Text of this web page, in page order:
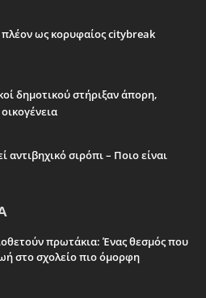
πλέον ως κορυφαίος citybreak
δημοτικού στήριξαν άπορη,
σιρόπι – Ποιο είναι
πρωτάκια: Ένας θεσμός που
στο σχολείο πιο όμορφη